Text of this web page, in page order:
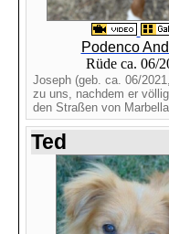
Podenco
Rüde ca. 06/
Joseph (geb. ca. 06/
zu uns, nachdem er
den Straßen von
Ted